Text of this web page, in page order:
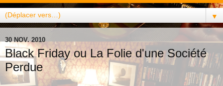
▼
30 NOV. 2010
Black Friday ou La Folie d'une Société
Perdue